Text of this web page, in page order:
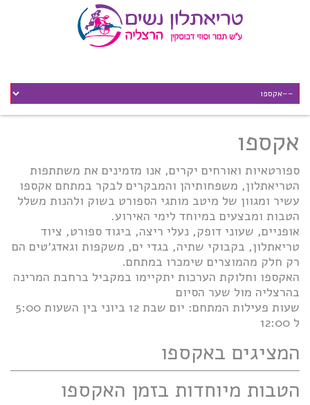
אקספו
ספורטאיות ואורחים יקרים, אנו מזמינים את משתתפות
הטריאתלון, משפחותיהן והמבקרים לבקר במתחם אקספו
עשיר ומגוון של מיטב מותגי הספורט בשוק ולהנות משלל
הטבות ומבצעים במיוחד לימי האירוע.
אופניים, שעוני דופק, נעלי ריצה, ביגוד ספורט, ציוד
טריאתלון, בקבוקי שתיה, בגדי ים, משקפות וגאדג׳טים הם
רק חלק מהמוצרים שימכרו במתחם.
האקספו וחלוקת הערכות יתקיימו במקביל ברחבת המרינה
בהרצליה מול שער הסיום
שעות פעילות המתחם: יום שבת 12 ביוני בין השעות 5:00
ל 12:00
המציגים באקספו
הטבות מיוחדות בזמן האקספו